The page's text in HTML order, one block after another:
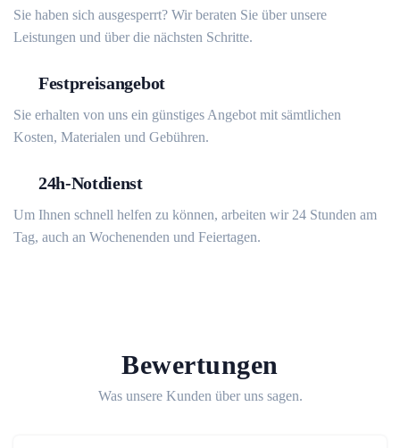
Sie haben sich ausgesperrt? Wir beraten Sie über unsere
Leistungen und über die nächsten Schritte.
Festpreisangebot
Sie erhalten von uns ein günstiges Angebot mit sämtlichen
Kosten, Materialen und Gebühren.
24h-Notdienst
Um Ihnen schnell helfen zu können, arbeiten wir 24 Stunden am
Tag, auch an Wochenenden und Feiertagen.
Bewertungen
Was unsere Kunden über uns sagen.